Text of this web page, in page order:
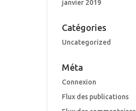
janvier 2019
Catégories
Uncategorized
Méta
Connexion
Flux des publications